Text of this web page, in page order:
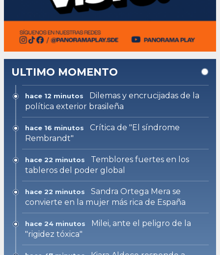
ULTIMO MOMENTO
hace 12 minutos
Dilemas y encrucijadas de la
política exterior brasileña
hace 16 minutos
Crítica de "El síndrome
Rembrandt"
hace 22 minutos
Temblores fuertes en los
tableros del poder global
hace 22 minutos
Sandra Ortega Mera se
convierte en la mujer más rica de España
hace 24 minutos
Milei, ante el peligro de la
"rigidez tóxica"